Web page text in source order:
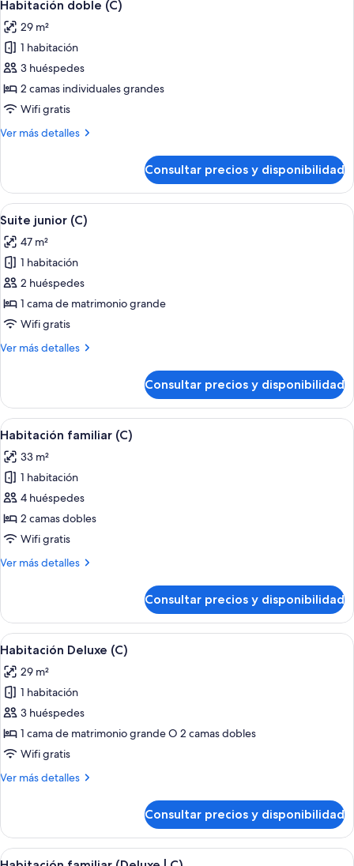
todas
las
fotos
de
Habitación
doble
Habitación doble (C)
29 m²
1 habitación
3 huéspedes
2 camas individuales grandes
Wifi gratis
Ver más detalles
Más
doble
(C)
Consultar precios y disponibilidad
Abrir
todas
las
fotos
de
Suite
junior
Una habitación de hotel moderna
5
Suite junior (C)
47 m²
1 habitación
2 huéspedes
1 cama de matrimonio grande
Wifi gratis
Ver más detalles
Más
junior
(C)
Consultar precios y disponibilidad
Abrir
todas
las
fotos
de
Habitación
familiar
Habitación de hotel con cama,
4
Habitación familiar (C)
33 m²
1 habitación
4 huéspedes
2 camas dobles
Wifi gratis
Ver más detalles
Más
familiar
(C)
Consultar precios y disponibilidad
Abrir
todas
las
fotos
de
Habitación
Deluxe
Habitación de hotel con una cama
5
Habitación Deluxe (C)
29 m²
1 habitación
3 huéspedes
1 cama de matrimonio grande O 2 camas dobles
Wifi gratis
Ver más detalles
Más
Deluxe
(C)
Consultar precios y disponibilidad
Abrir
Una habitación de hotel con dos
5